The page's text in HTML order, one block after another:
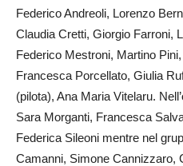
Federico Andreoli, Lorenzo
Claudia Cretti, Giorgio Farroni,
Federico Mestroni, Martino
Francesca Porcellato, Giulia
(pilota), Ana Maria Vitelaru. Nell’
Sara Morganti, Francesca
Federica Sileoni mentre nel
Camanni, Simone Cannizzaro,